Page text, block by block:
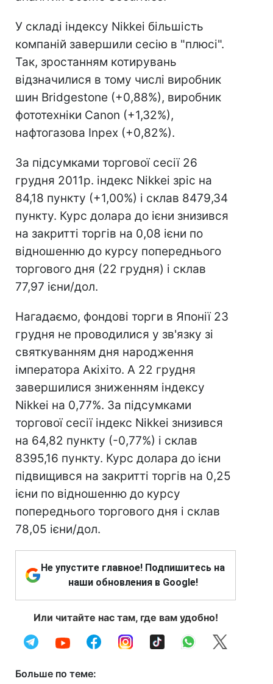
У складі індексу Nikkei більшість
компаній завершили сесію в "плюсі".
Так, зростанням котирувань
відзначилися в тому числі виробник
шин Bridgestone (+0,88%), виробник
фототехніки Canon (+1,32%),
нафтогазова Inpex (+0,82%).
За підсумками торгової сесії 26
грудня 2011р. індекс Nikkei зріс на
84,18 пункту (+1,00%) і склав 8479,34
пункту. Курс долара до ієни знизився
на закритті торгів на 0,08 ієни по
відношенню до курсу попереднього
торгового дня (22 грудня) і склав
77,97 ієни/дол.
Нагадаємо, фондові торги в Японії 23
грудня не проводилися у зв'язку зі
святкуванням дня народження
імператора Акіхіто. А 22 грудня
завершилися зниженням індексу
Nikkei на 0,77%. За підсумками
торгової сесії індекс Nikkei знизився
на 64,82 пункту (-0,77%) і склав
8395,16 пункту. Курс долара до ієни
підвищився на закритті торгів на 0,25
ієни по відношенню до курсу
попереднього торгового дня і склав
78,05 ієни/дол.
Не упустите главное! Подпишитесь на
наши обновления в Google!
Или читайте нас там, где вам удобно!
Больше по теме: